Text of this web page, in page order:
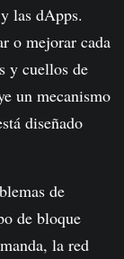
las dApps.
o mejorar cada
y cuellos de
un mecanismo
diseñado
de
de bloque
la red